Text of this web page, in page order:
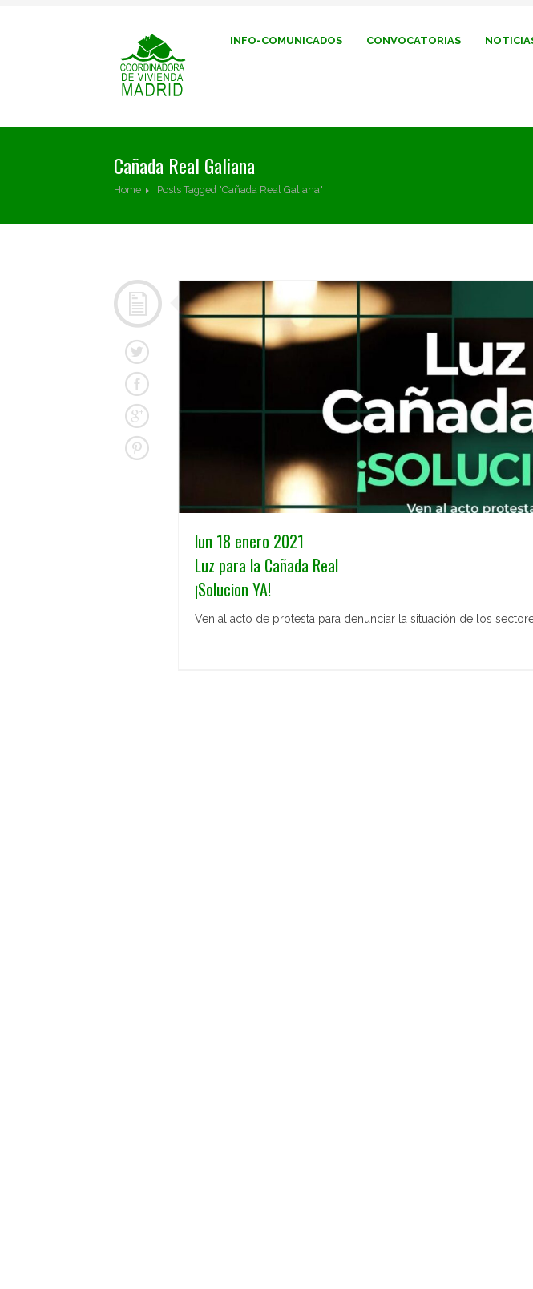
INFO-COMUNICADOS CONVOCATORIAS
Cañada Real Galiana
Home Posts Tagged "Cañada Real Galiana"
lun 18 enero 2021
Luz para la Cañada Real
¡Solucion YA!
Ven al acto de protesta para denunciar la situación de los